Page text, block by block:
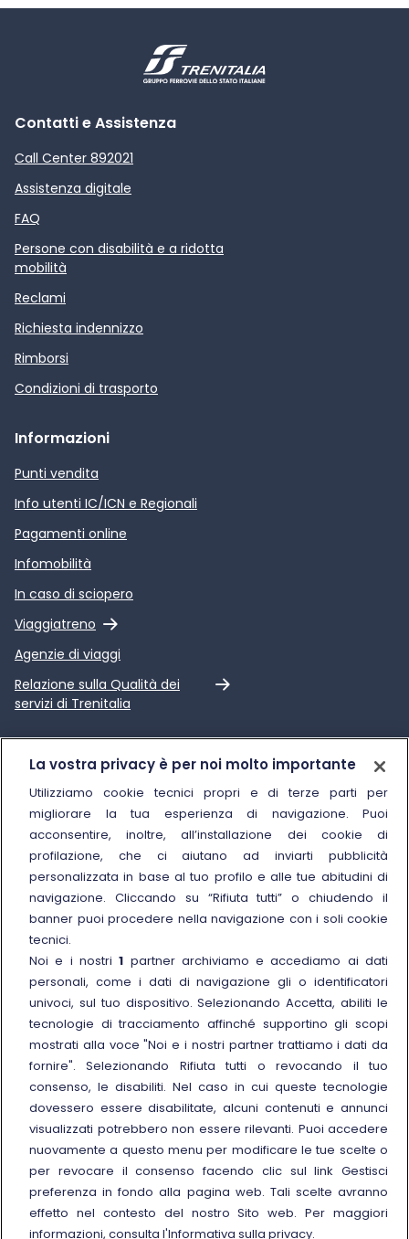
Contatti e Assistenza
Call Center 892021
Assistenza digitale
FAQ
Persone con disabilità e a ridotta
mobilità
Reclami
Richiesta indennizzo
Rimborsi
Condizioni di trasporto
Informazioni
Punti vendita
Info utenti IC/ICN e Regionali
Pagamenti online
Infomobilità
In caso di sciopero
Viaggiatreno
Link esterno
Agenzie di viaggi
Relazione sulla Qualità dei
servizi di Trenitalia
Link esterno
Chi siamo
Sostenibilità
Trenitalia for Business
Manuale di Conservazione
Link esterno
Carriere
Link esterno
La Freccia Mag
Link esterno
Noleggia un treno charter
Viaggi di gruppo
Seguici sui social
© Gruppo FS Italiane 2025
Note legali
Protezione dati personali
Accessibilità
Informativa sui cookies
Gestisci preferenza
La vostra privacy è per noi molto importante
Utilizziamo cookie tecnici propri e di terze parti per
migliorare la tua esperienza di navigazione. Puoi
acconsentire, inoltre, all’installazione dei cookie di
profilazione, che ci aiutano ad inviarti pubblicità
personalizzata in base al tuo profilo e alle tue abitudini di
navigazione. Cliccando su “Rifiuta tutti” o chiudendo il
banner puoi procedere nella navigazione con i soli cookie
tecnici.
Noi e i nostri1 partner archiviamo e accediamo ai dati
personali, come i dati di navigazione gli o identificatori
univoci, sul tuo dispositivo. Selezionando Accetta, abiliti le
tecnologie di tracciamento affinché supportino gli scopi
mostrati alla voce "Noi e i nostri partner trattiamo i dati da
fornire". Selezionando Rifiuta tutti o revocando il tuo
consenso, le disabiliti. Nel caso in cui queste tecnologie
dovessero essere disabilitate, alcuni contenuti e annunci
visualizzati potrebbero non essere rilevanti. Puoi accedere
nuovamente a questo menu per modificare le tue scelte o
per revocare il consenso facendo clic sul link Gestisci
preferenza in fondo alla pagina web. Tali scelte avranno
effetto nel contesto del nostro Sito web. Per maggiori
informazioni, consulta l'Informativa sulla privacy.